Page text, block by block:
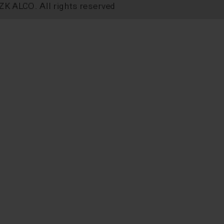
ALCO. All rights reserved